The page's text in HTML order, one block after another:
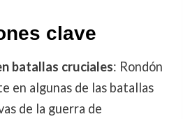
clave
batallas cruciales: Rondón
en algunas de las batallas
de la guerra de